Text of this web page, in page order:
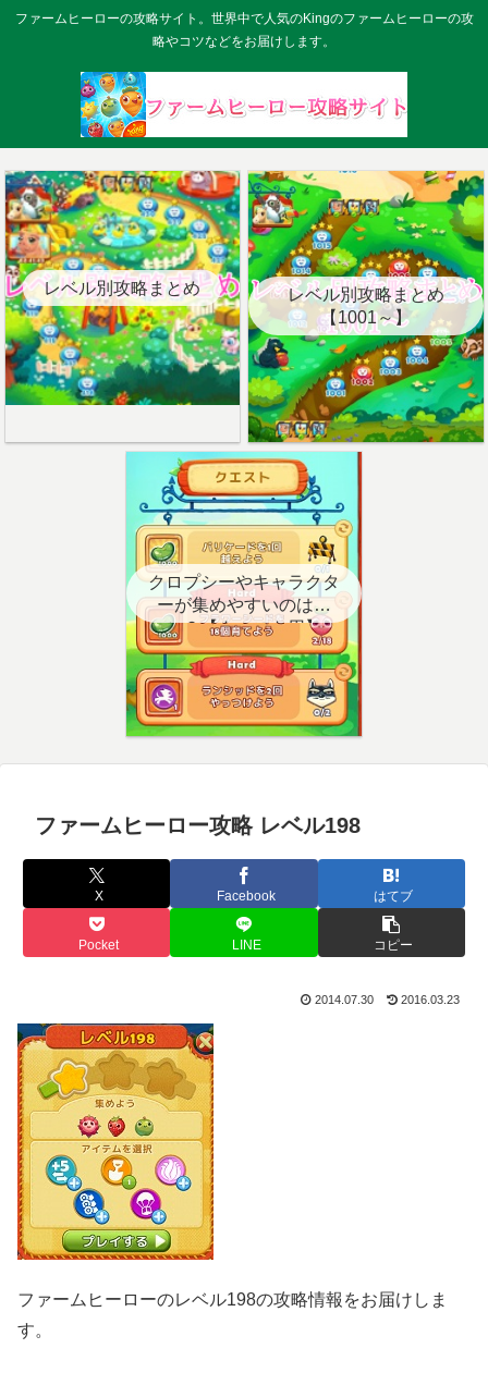
ファームヒーローの攻略サイト。世界中で人気のKingのファームヒーローの攻
略やコツなどをお届けします。
レベル別攻略まとめ
レベル別攻略まとめ
【1001～】
クロプシーやキャラクタ
ーが集めやすいのはど
こ？【クエスト用】
ファームヒーロー攻略 レベル198
X Facebook はてブ
Pocket LINE コピー
2014.07.30 2016.03.23
ファームヒーローのレベル198の攻略情報をお届けしま
す。